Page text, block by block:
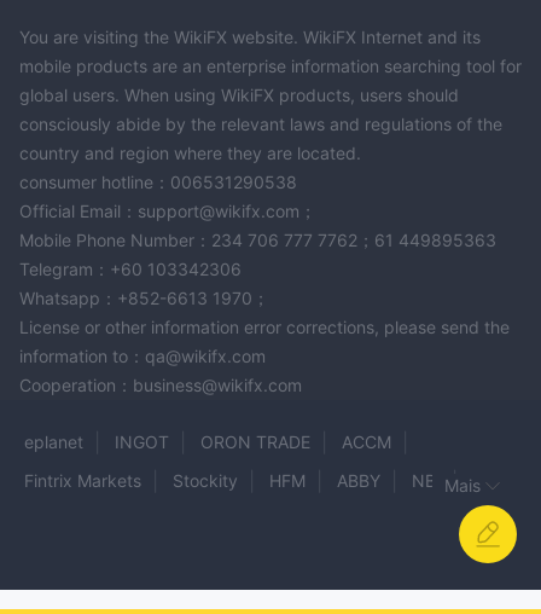
You are visiting the WikiFX website. WikiFX Internet and its
mobile products are an enterprise information searching tool for
global users. When using WikiFX products, users should
consciously abide by the relevant laws and regulations of the
country and region where they are located.
consumer hotline：006531290538
Official Email：support@wikifx.com；
Mobile Phone Number：234 706 777 7762；61 449895363
Telegram：+60 103342306
Whatsapp：+852-6613 1970；
License or other information error corrections, please send the
information to：qa@wikifx.com
Cooperation：business@wikifx.com
eplanet INGOT ORON TRADE
ACCM
Fintrix Markets
Stockity HFM ABBY
NBI
Tirumala Global Ltd
ACEX Lord FX Global
Mais